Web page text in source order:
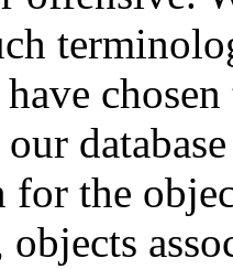
for the